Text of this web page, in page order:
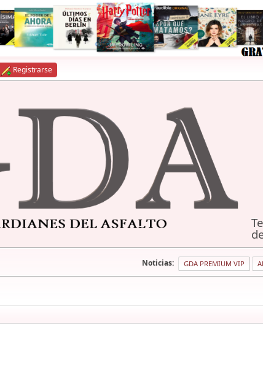
Registrarse
Noticias: GDA PREMIUM VIP